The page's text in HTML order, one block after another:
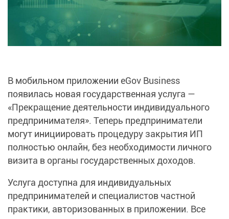
В мобильном приложении eGov Business
появилась новая государственная услуга —
«Прекращение деятельности индивидуального
предпринимателя». Теперь предприниматели
могут инициировать процедуру закрытия ИП
полностью онлайн, без необходимости личного
визита в органы государственных доходов.
Услуга доступна для индивидуальных
предпринимателей и специалистов частной
практики, авторизованных в приложении. Все